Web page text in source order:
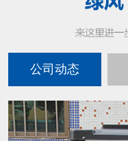
公司动态